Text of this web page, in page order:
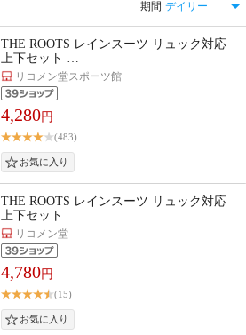
期間
THE ROOTS レインスーツ リュック対応
上下セット …
リコメン堂スポーツ館
4,280円
(483)
THE ROOTS レインスーツ リュック対応
上下セット …
リコメン堂
4,780円
(15)